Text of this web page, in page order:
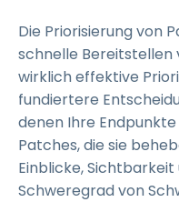
Die Priorisierung von
schnelle Bereitstellen
wirklich effektive
fundiertere
denen Ihre
Patches, die sie
Einblicke,
Schweregrad von